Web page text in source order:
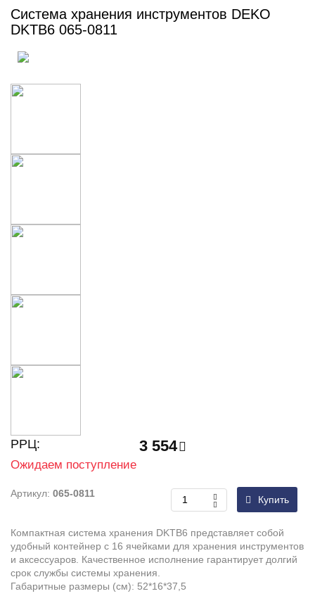
Система хранения инструментов DEKO
DKTB6 065-0811
РРЦ: 3 554
Ожидаем поступление
Артикул: 065-0811
Купить
Компактная система хранения DKTB6 представляет собой
удобный контейнер с 16 ячейками для хранения инструментов
и аксессуаров. Качественное исполнение гарантирует долгий
срок службы системы хранения.
Габаритные размеры (см): 52*16*37,5